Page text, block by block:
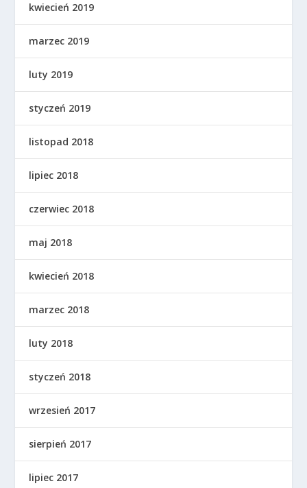
kwiecień 2019
marzec 2019
luty 2019
styczeń 2019
listopad 2018
lipiec 2018
czerwiec 2018
maj 2018
kwiecień 2018
marzec 2018
luty 2018
styczeń 2018
wrzesień 2017
sierpień 2017
lipiec 2017